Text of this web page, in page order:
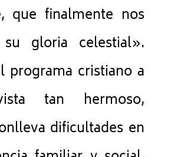
que finalmente nos
gloria celestial».
programa cristiano a
tan hermoso,
dificultades en